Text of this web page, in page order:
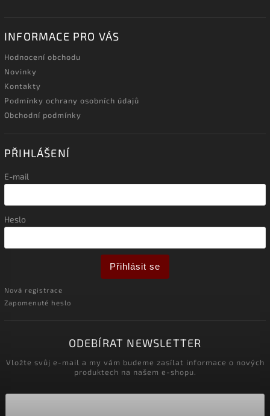
INFORMACE PRO VÁS
Hodnocení obchodu
Novinky
Kontakty
Podmínky ochrany osobních údajů
Obchodní podmínky
PŘIHLÁŠENÍ
E-mail
Heslo
Přihlásit se
Nová registrace
Zapomenuté heslo
ODEBÍRAT NEWSLETTER
Vložte svůj e-mail a my vám budeme zasílat informace o nových
produktech na našem e-shopu.